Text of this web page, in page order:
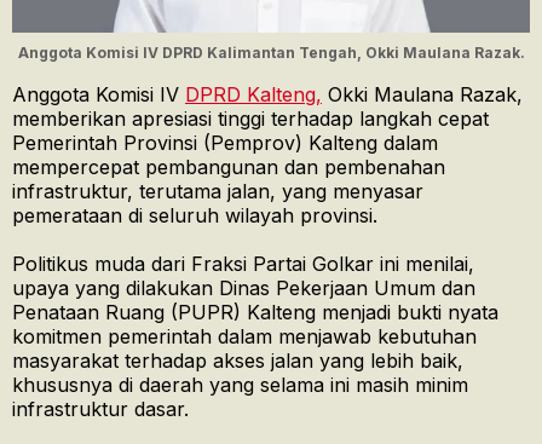
Anggota Komisi IV DPRD Kalimantan Tengah, Okki Maulana Razak.
Anggota Komisi IV DPRD Kalteng, Okki Maulana Razak,
memberikan apresiasi tinggi terhadap langkah cepat
Pemerintah Provinsi (Pemprov) Kalteng dalam
mempercepat pembangunan dan pembenahan
infrastruktur, terutama jalan, yang menyasar
pemerataan di seluruh wilayah provinsi.
Politikus muda dari Fraksi Partai Golkar ini menilai,
upaya yang dilakukan Dinas Pekerjaan Umum dan
Penataan Ruang (PUPR) Kalteng menjadi bukti nyata
komitmen pemerintah dalam menjawab kebutuhan
masyarakat terhadap akses jalan yang lebih baik,
khususnya di daerah yang selama ini masih minim
infrastruktur dasar.